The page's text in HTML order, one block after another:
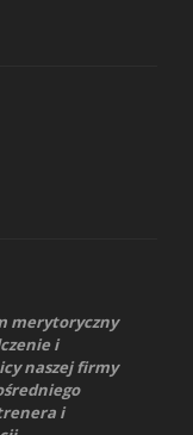
merytoryczny
i
naszej firmy
i